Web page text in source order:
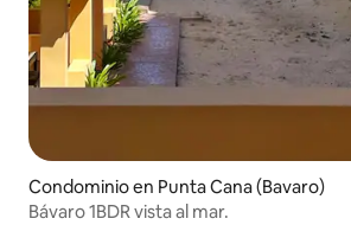
Condominio en Punta Cana (Bavaro)
Bávaro 1BDR vista al mar.